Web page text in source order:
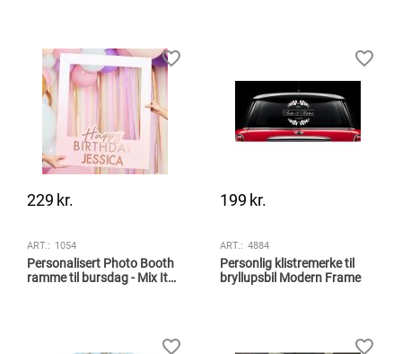
229 kr.
ART.: 1054
Personalisert Photo Booth
ramme til bursdag - Mix It
199 kr.
ART.: 4884
Personlig klistremerke til
bryllupsbil Modern Frame